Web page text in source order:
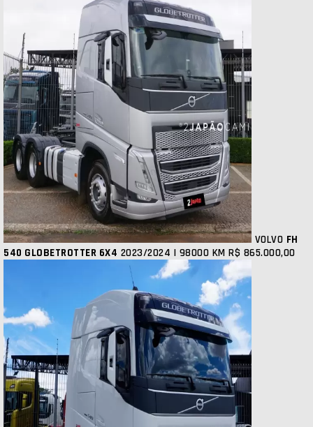
VOLVO FH
540 GLOBETROTTER 6X4 2023/2024 | 98000 KM R$ 865.000,00